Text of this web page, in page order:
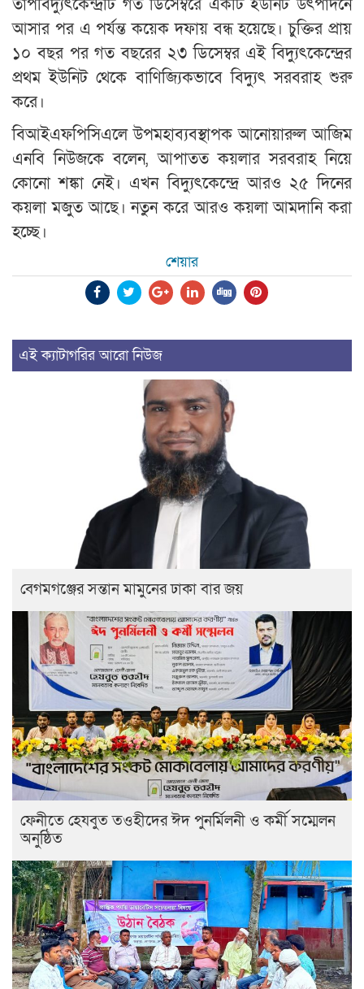
তাপবিদ্যুৎকেন্দ্রটি গত ডিসেম্বরে একটি ইউনিট উৎপাদনে
আসার পর এ পর্যন্ত কয়েক দফায় বন্ধ হয়েছে। চুক্তির প্রায়
১০ বছর পর গত বছরের ২৩ ডিসেম্বর এই বিদ্যুৎকেন্দ্রের
প্রথম ইউনিট থেকে বাণিজ্যিকভাবে বিদ্যুৎ সরবরাহ শুরু
করে।
বিআইএফপিসিএলে উপমহাব্যবস্থাপক আনোয়ারুল আজিম
এনবি নিউজকে বলেন, আপাতত কয়লার সরবরাহ নিয়ে
কোনো শঙ্কা নেই। এখন বিদ্যুৎকেন্দ্রে আরও ২৫ দিনের
কয়লা মজুত আছে। নতুন করে আরও কয়লা আমদানি করা
হচ্ছে।
শেয়ার
এই ক্যাটাগরির আরো নিউজ
বেগমগঞ্জের সন্তান মামুনের ঢাকা বার জয়
ফেনীতে হেযবুত তওহীদের ঈদ পুনর্মিলনী ও কর্মী সম্মেলন
অনুষ্ঠিত